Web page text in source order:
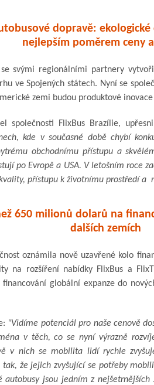
dopravě:
nejlepším poměrem ceny
se svými regionálními partnery
ve Spojených státech. Nyní se
zemi budou produktové
společnosti FlixBus Brazílie,
kde v současné době chybí
obchodnímu přístupu a
po Evropě a USA. V letošním roce
přístupu k životnímu prostředí
650 milionů dolarů na
dalších zemích
oznámila nově uzavřené kolo
na rozšíření nabídky FlixBus a
globální expanze do
"Vidíme potenciál pro naše cenově
v těch, co se nyní výrazně
v nich se mobilita lidí rychle
že jejich zvyšující se potřeby
autobusy jsou jedním z